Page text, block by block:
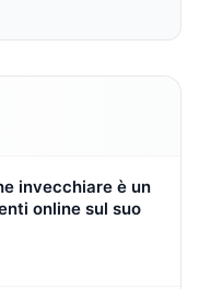
invecchiare è un
online sul suo